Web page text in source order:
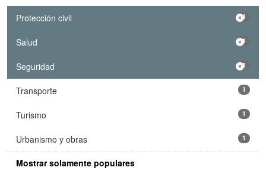
Protección civil 1
Salud 1
Seguridad 1
Transporte 1
Turismo 1
Urbanismo y obras 1
Mostrar solamente populares